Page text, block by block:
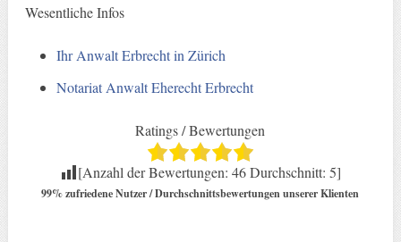
Wesentliche Infos
Ihr Anwalt Erbrecht in Zürich
Notariat Anwalt Eherecht Erbrecht
Ratings / Bewertungen
[Anzahl der Bewertungen: 46Durchschnitt: 5]
99% zufriedene Nutzer / Durchschnittsbewertungen unserer Klienten